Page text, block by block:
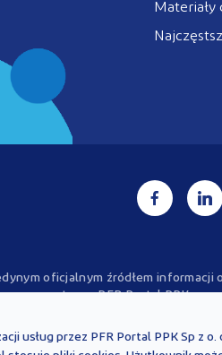
Materiały
oficjalnym źródłem informacji
operatora - PFR Portal PPK sp.
powinny być interpretowane
stanowią porady prawnej,
usług przez PFR Portal PPK Sp